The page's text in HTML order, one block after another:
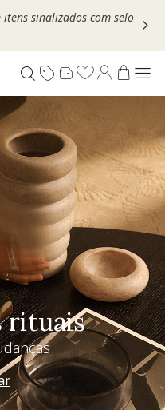
30% OFF*: useMOVEL30,
rituais